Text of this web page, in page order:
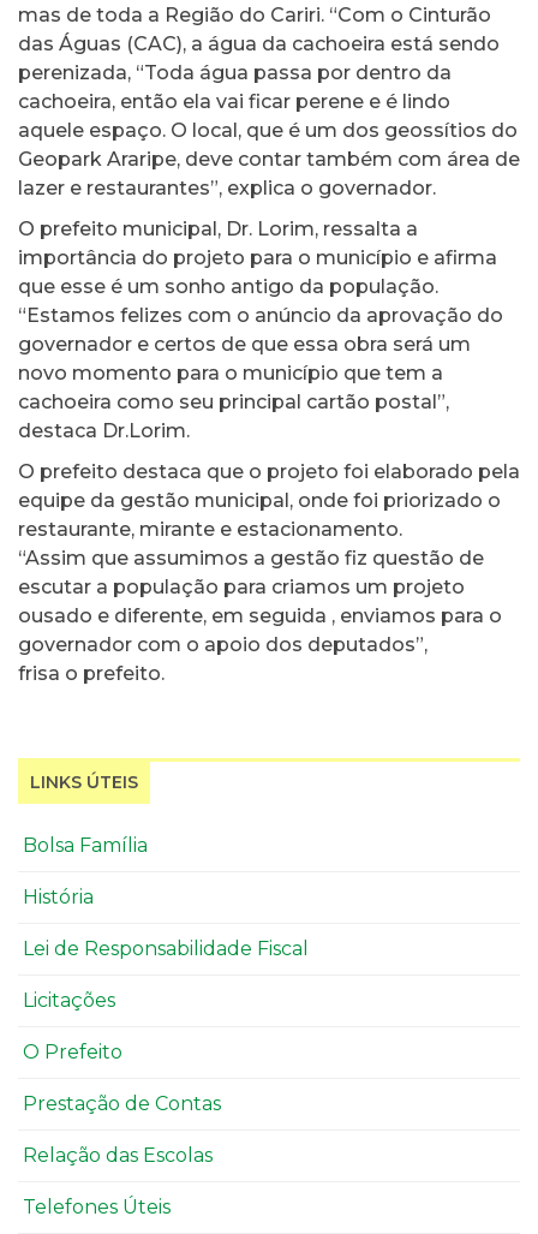
mas de toda a Região do Cariri. “Com o Cinturão
das Águas (CAC), a água da cachoeira está sendo
perenizada, “Toda água passa por dentro da
cachoeira, então ela vai ficar perene e é lindo
aquele espaço. O local, que é um dos geossítios do
Geopark Araripe, deve contar também com área de
lazer e restaurantes”, explica o governador.
O prefeito municipal, Dr. Lorim, ressalta a
importância do projeto para o município e afirma
que esse é um sonho antigo da população.
“Estamos felizes com o anúncio da aprovação do
governador e certos de que essa obra será um
novo momento para o município que tem a
cachoeira como seu principal cartão postal”,
destaca Dr.Lorim.
O prefeito destaca que o projeto foi elaborado pela
equipe da gestão municipal, onde foi priorizado o
restaurante, mirante e estacionamento.
“Assim que assumimos a gestão fiz questão de
escutar a população para criamos um projeto
ousado e diferente, em seguida , enviamos para o
governador com o apoio dos deputados”,
frisa o prefeito.
LINKS ÚTEIS
Bolsa Família
História
Lei de Responsabilidade Fiscal
Licitações
O Prefeito
Prestação de Contas
Relação das Escolas
Telefones Úteis